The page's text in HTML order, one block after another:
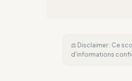
⚖️ Disclaimer : Ce
d'informations